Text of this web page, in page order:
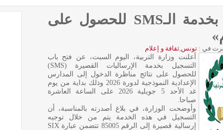
غدا: انطلاق التسجيل بخدمة الـSMS للحصول على
في :تونس,ثقافة و إعلام
أعلنت وزارة التربية، اليوم السبت، عن فتح باب
التسجيل بخدمة الإرساليات القصيرة (SMS)
للحصول على نتائج مناظرة الدخول إلى المدارس
الإعدادية النموذجية لدورة 2026 وذلك بداية من يوم
غد الأحد 5 جويلية 2026 على الساعة العاشرة
صباحا.
وأوضحت الوزارة، في بلاغ أصدرته بالمناسبة، أن
التسجيل في هذه الخدمة يتم من خلال توجيه
إرسالية قصيرة إلى الرقم 85005 تتضمن عبارة SIX